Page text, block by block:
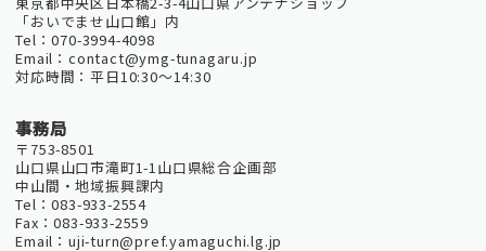
「おいでませ山口館」内
Tel：070-3994-4098
Email：contact@ymg-tunagaru.jp
対応時間：平日10:30～14:30
事務局
〒753-8501
山口県山口市滝町1-1山口県総合企画部
中山間・地域振興課内
Tel：083-933-2554
Fax：083-933-2559
Email：uji-turn@pref.yamaguchi.lg.jp